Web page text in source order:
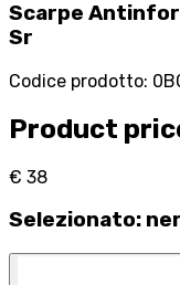
Scarpe
Sr
Codice prodotto:
Product
€ 38
Selezionato: